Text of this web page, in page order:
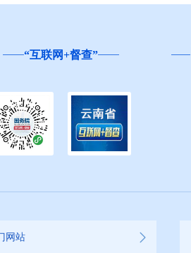
“互联网+督查”
网站